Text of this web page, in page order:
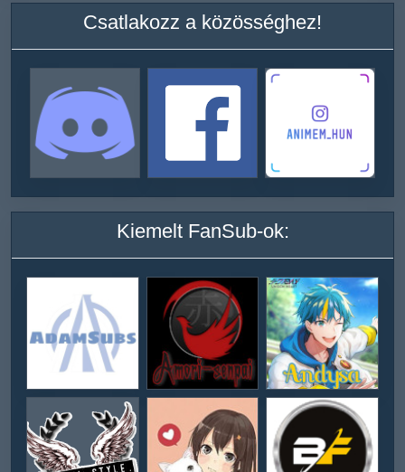
Csatlakozz a közösséghez!
Kiemelt FanSub-ok: